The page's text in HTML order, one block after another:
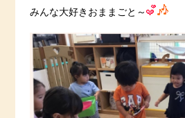
みんな大好きおままごと～